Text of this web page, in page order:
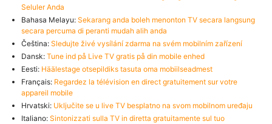
Seluler Anda
Bahasa Melayu: Sekarang anda boleh menonton TV secara langsung
secara percuma di peranti mudah alih anda
Čeština: Sledujte živé vysílání zdarma na svém mobilním zařízení
Dansk: Tune ind på Live TV gratis på din mobile enhed
Eesti: Häälestage otsepildiks tasuta oma mobiilseadmest
Français: Regardez la télévision en direct gratuitement sur votre
appareil mobile
Hrvatski: Uključite se u live TV besplatno na svom mobilnom uređaju
Italiano: Sintonizzati sulla TV in diretta gratuitamente sul tuo